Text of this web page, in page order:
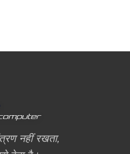
नहीं रखता,